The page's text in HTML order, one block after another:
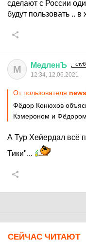
сделают с России
будут пользовать .. в
М МедленЪ
12:34, 12.06.2021
От пользователя
Фёдор Конюхов
Кэмероном и
А Тур Хейердал всё
Тики"...
СЕЙЧАС ЧИТАЮТ